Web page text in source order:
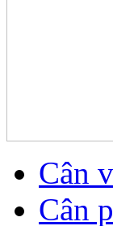
Cân
Cân